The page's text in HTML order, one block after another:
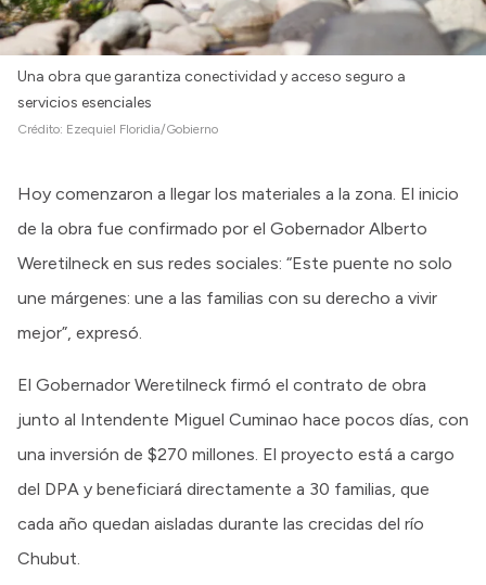
Una obra que garantiza conectividad y acceso seguro a
servicios esenciales
Crédito: Ezequiel Floridia/Gobierno
Hoy comenzaron a llegar los materiales a la zona. El inicio
de la obra fue confirmado por el Gobernador Alberto
Weretilneck en sus redes sociales: “Este puente no solo
une márgenes: une a las familias con su derecho a vivir
mejor”, expresó.
El Gobernador Weretilneck firmó el contrato de obra
junto al Intendente Miguel Cuminao hace pocos días, con
una inversión de $270 millones. El proyecto está a cargo
del DPA y beneficiará directamente a 30 familias, que
cada año quedan aisladas durante las crecidas del río
Chubut.